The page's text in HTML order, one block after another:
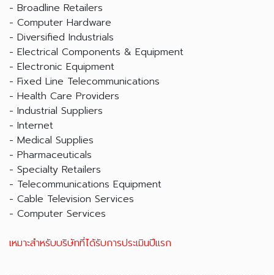
- Broadline Retailers
- Computer Hardware
- Diversified Industrials
- Electrical Components & Equipment
- Electronic Equipment
- Fixed Line Telecommunications
- Health Care Providers
- Industrial Suppliers
- Internet
- Medical Supplies
- Pharmaceuticals
- Specialty Retailers
- Telecommunications Equipment
- Cable Television Services
- Computer Services
เหมาะสำหรับบริษัทที่ได้รับการประเมินปีแรก